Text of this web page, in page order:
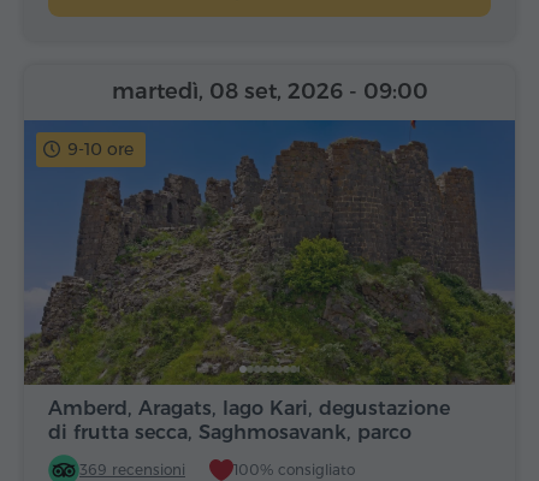
9-10 ore
Amberd, Aragats, lago Kari, degustazione
di frutta secca, Saghmosavank, parco
Alfabeto
369 recensioni 100% consigliato
martedì, 08 set, 2026 - 09:00